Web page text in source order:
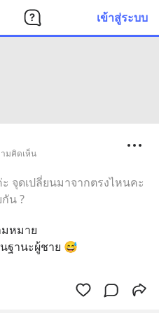
เข้าสู่ระบบ
ามคิดเห็น
จุดเปลี่ยนมาจากตรงไหนคะ
น ?
มหมาย
ฐานะผู้ชาย 😅